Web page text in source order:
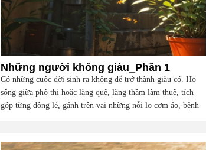
Những người không giàu_Phần 1
Có những cuộc đời sinh ra không để trở thành giàu có. Họ
sống giữa phố thị hoặc làng quê, lặng thầm làm thuê, tích
góp từng đồng lẻ, gánh trên vai những nỗi lo cơm áo, bệnh
nhau mà cười, mà khóc, mà gắng gượng đi tiếp qua những